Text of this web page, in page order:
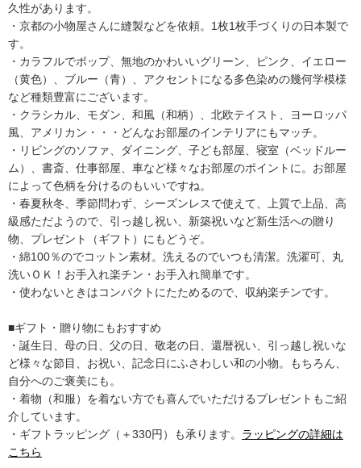
久性があります。
・京都の小物屋さんに縫製などを依頼。1枚1枚手づくりの日本製で
す。
・カラフルでポップ、無地のかわいいグリーン、ピンク、イエロー
（黄色）、ブルー（青）、アクセントになる多色染めの幾何学模様
など種類豊富にございます。
・クラシカル、モダン、和風（和柄）、北欧テイスト、ヨーロッパ
風、アメリカン・・・どんなお部屋のインテリアにもマッチ。
・リビングのソファ、ダイニング、子ども部屋、寝室（ベッドルー
ム）、書斎、仕事部屋、車など様々なお部屋のポイントに。お部屋
によって色柄を分けるのもいいですね。
・春夏秋冬、季節問わず、シーズンレスで使えて、上質で上品、高
級感ただようので、引っ越し祝い、新築祝いなど新生活への贈り
物、プレゼント（ギフト）にもどうぞ。
・綿100％のでコットン素材。洗えるのでいつも清潔。洗濯可、丸
洗いＯＫ！お手入れ楽チン・お手入れ簡単です。
・使わないときはコンパクトにたためるので、収納楽チンです。
■ギフト・贈り物にもおすすめ
・誕生日、母の日、父の日、敬老の日、還暦祝い、引っ越し祝いな
ど様々な節目、お祝い、記念日にふさわしい和の小物。もちろん、
自分へのご褒美にも。
・着物（和服）を着ない方でも喜んでいただけるプレゼントもご紹
介しています。
・ギフトラッピング（＋330円）も承ります。 ラッピングの詳細は
こちら